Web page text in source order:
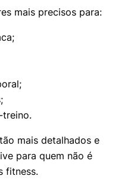
mais precisos para:
treino.
mais detalhados e
para quem não é
fitness.